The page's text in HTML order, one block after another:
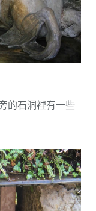
的石洞裡有一些